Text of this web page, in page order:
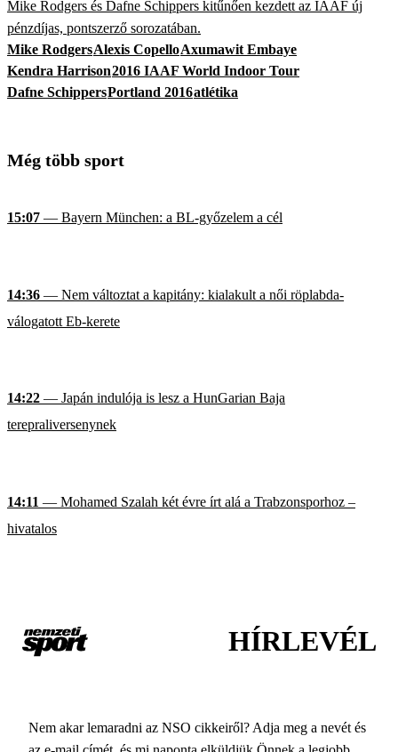
Mike Rodgers és Dafne Schippers kitűnően kezdett az IAAF új
pénzdíjas, pontszerző sorozatában.
Mike RodgersAlexis CopelloAxumawit Embaye
Kendra Harrison2016 IAAF World Indoor Tour
Dafne SchippersPortland 2016atlétika
Még több sport
15:07 — Bayern München: a BL-győzelem a cél
14:36 — Nem változtat a kapitány: kialakult a női röplabda-
válogatott Eb-kerete
14:22 — Japán indulója is lesz a HunGarian Baja
terepraliversenynek
14:11 — Mohamed Szalah két évre írt alá a Trabzonsporhoz –
hivatalos
HÍRLEVÉL
Nem akar lemaradni az NSO cikkeiről? Adja meg a nevét és